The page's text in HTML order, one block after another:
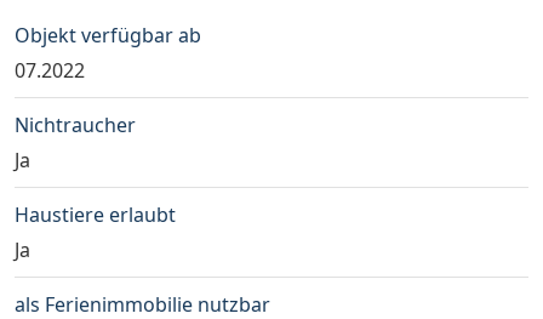
Objekt verfügbar ab
07.2022
Nichtraucher
Ja
Haustiere erlaubt
Ja
als Ferienimmobilie nutzbar